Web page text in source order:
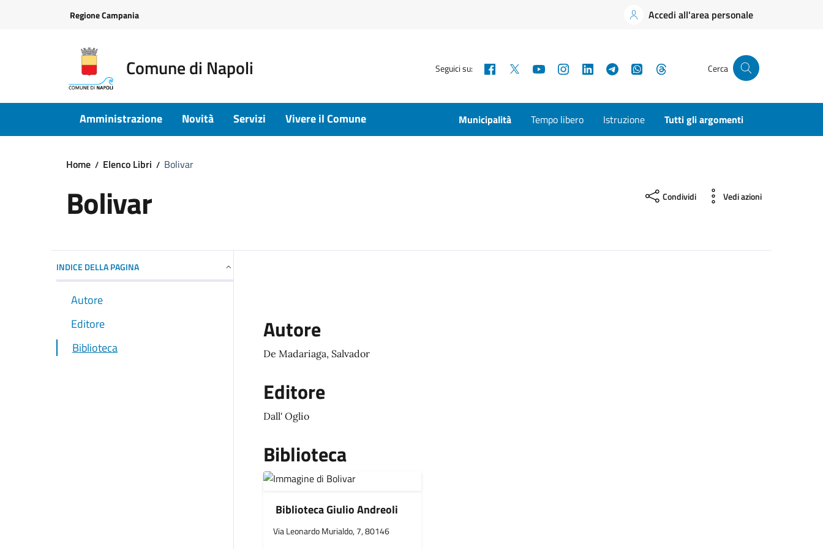
Regione Campania Accedi all'area personale
Comune di Napoli Seguici su: Facebook YouTubeInstagramLinkedInTelegramWhatsApp Cerca
Amministrazione Novità Servizi Vivere il Comune Municipalità Tempo libero Istruzione Tutti gli argomenti
Home Elenco Libri Bolivar
Bolivar Condividi Vedi azioni
INDICE DELLA PAGINA
Autore
Editore
Biblioteca
Autore
De Madariaga, Salvador
Editore
Dall' Oglio
Biblioteca
Biblioteca Giulio Andreoli
Via Leonardo Murialdo, 7, 80146